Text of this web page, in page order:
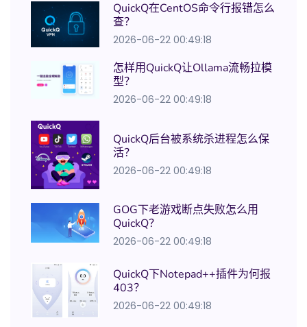
QuickQ在CentOS命令行报错怎么
查？
2026-06-22 00:49:18
怎样用QuickQ让Ollama流畅拉模
型？
2026-06-22 00:49:18
QuickQ后台被系统杀进程怎么保
活？
2026-06-22 00:49:18
GOG下老游戏断点失败怎么用
QuickQ？
2026-06-22 00:49:18
QuickQ下Notepad++插件为何报
403？
2026-06-22 00:49:18